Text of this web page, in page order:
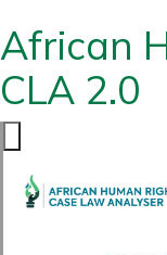
African
CLA 2.0